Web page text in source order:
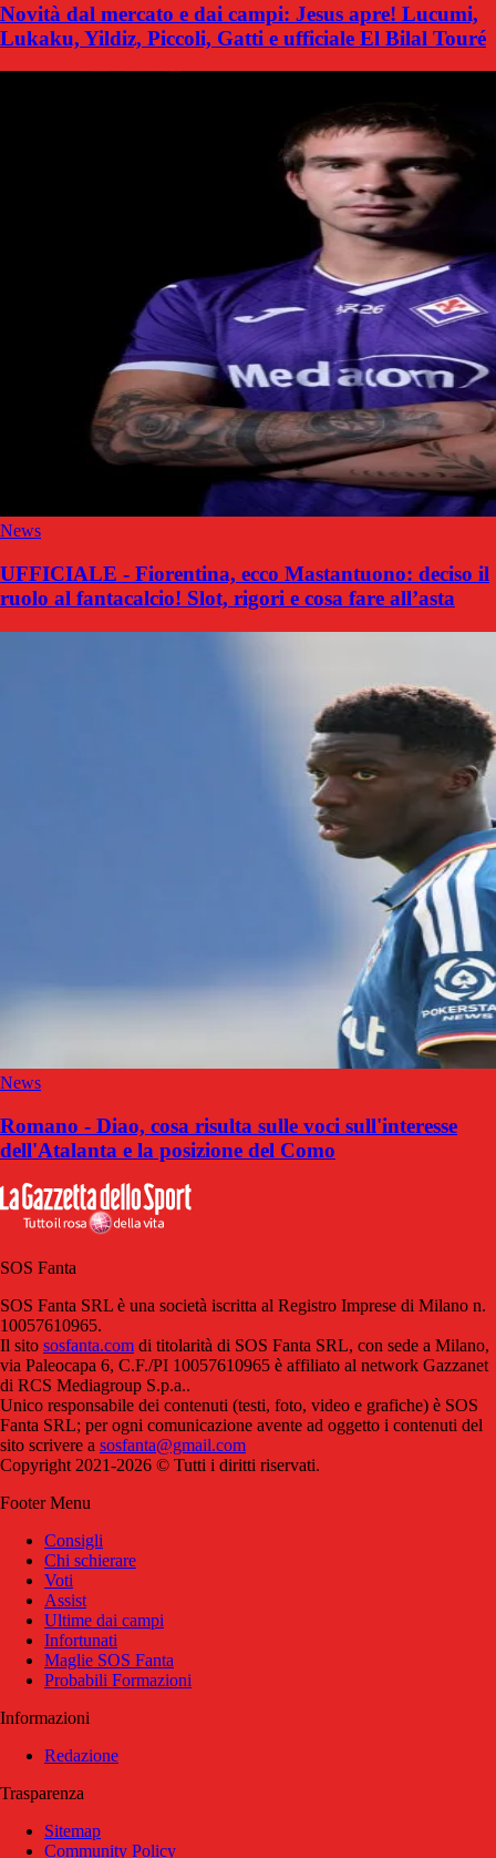
Novità dal mercato e dai campi: Jesus apre! Lucumi,
Lukaku, Yildiz, Piccoli, Gatti e ufficiale El Bilal Touré
News
UFFICIALE - Fiorentina, ecco Mastantuono: deciso il
ruolo al fantacalcio! Slot, rigori e cosa fare all’asta
News
Romano - Diao, cosa risulta sulle voci sull'interesse
dell'Atalanta e la posizione del Como
SOS Fanta
SOS Fanta SRL è una società iscritta al Registro Imprese di Milano n.
10057610965.
Il sito sosfanta.com di titolarità di SOS Fanta SRL, con sede a Milano,
via Paleocapa 6, C.F./PI 10057610965 è affiliato al network Gazzanet
di RCS Mediagroup S.p.a..
Unico responsabile dei contenuti (testi, foto, video e grafiche) è SOS
Fanta SRL; per ogni comunicazione avente ad oggetto i contenuti del
sito scrivere a sosfanta@gmail.com
Copyright 2021-2026 © Tutti i diritti riservati.
Footer Menu
Consigli
Chi schierare
Voti
Assist
Ultime dai campi
Infortunati
Maglie SOS Fanta
Probabili Formazioni
Informazioni
Redazione
Trasparenza
Sitemap
Community Policy